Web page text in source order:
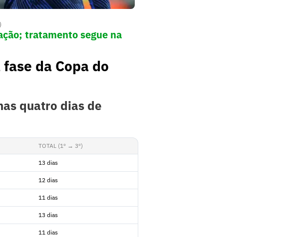
tratamento segue na
da Copa do
quatro dias de
TOTAL (1º → 3º)
13 dias
12 dias
11 dias
13 dias
11 dias